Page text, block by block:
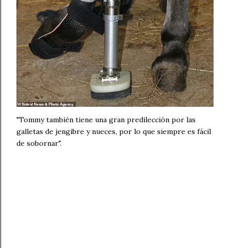
"Tommy también tiene una gran predilección por las
galletas de jengibre y nueces, por lo que siempre es fácil
de sobornar".